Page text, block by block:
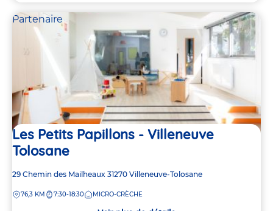
Partenaire
Les Petits Papillons - Villeneuve
Tolosane
Adresse
la
29 Chemin des Mailheaux 31270 Villeneuve-Tolosane
DISTANCE
76,3 KM 7:30-18:30 MICRO-CRÈCHE